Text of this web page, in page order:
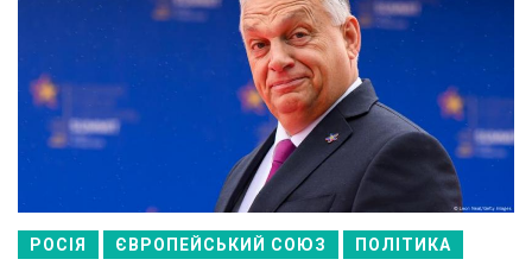
РОСІЯ ЄВРОПЕЙСЬКИЙ СОЮЗ ПОЛІТИКА